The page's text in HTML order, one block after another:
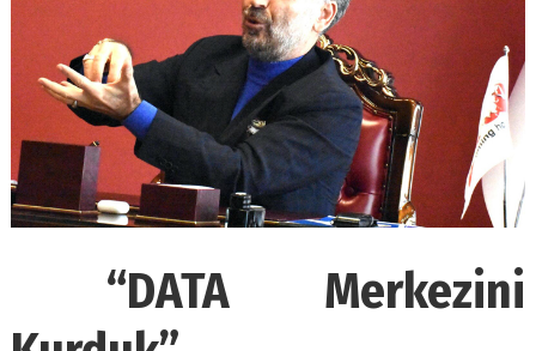
“DATA Merkezini